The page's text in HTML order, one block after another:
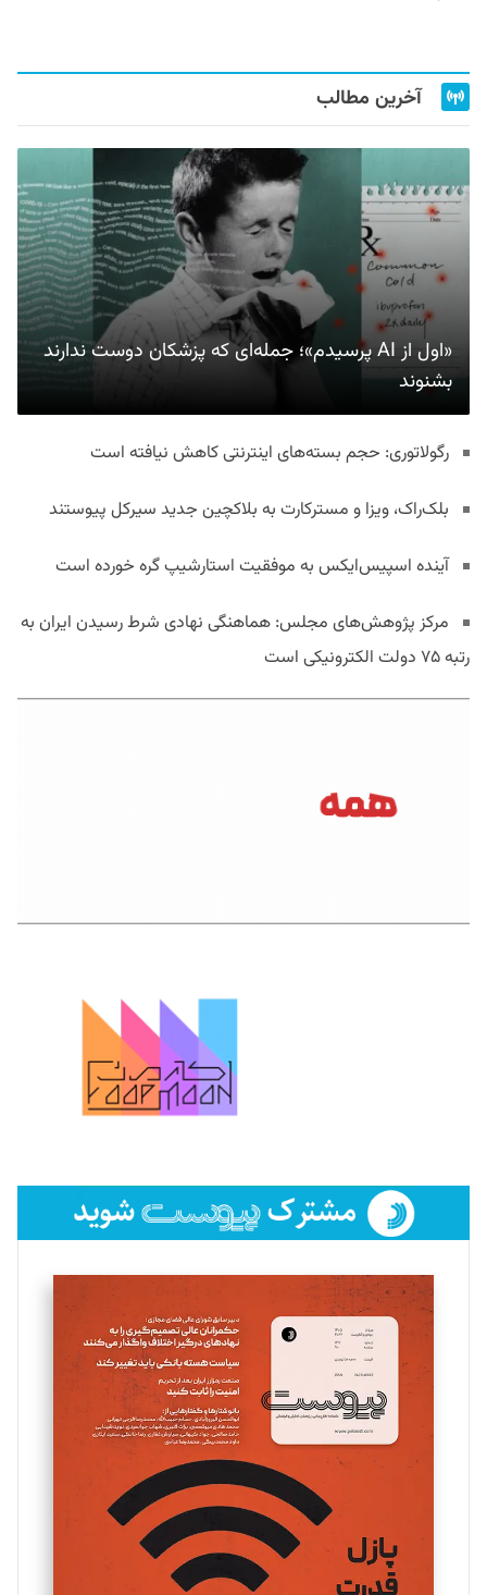
آخرین مطالب
«اول از AI پرسیدم»؛ جمله‌ای که پزشکان دوست ندارند
بشنوند
رگولاتوری: حجم بسته‌های اینترنتی کاهش نیافته است
بلک‌راک، ویزا و مسترکارت به بلاکچین جدید سیرکل پیوستند
آینده اسپیس‌ایکس به موفقیت استارشیپ گره خورده است
مرکز پژوهش‌های مجلس: هماهنگی نهادی شرط رسیدن ایران به
رتبه ۷۵ دولت الکترونیکی است